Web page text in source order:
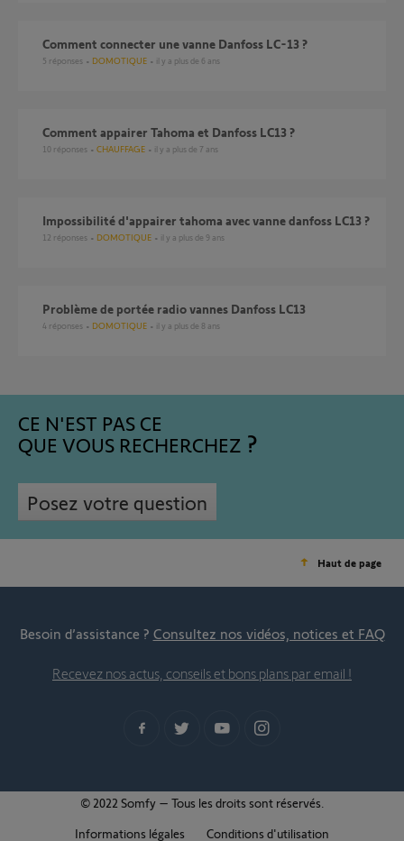
Comment connecter une vanne Danfoss LC-13 ?
5 réponses DOMOTIQUE il y a plus de 6 ans
Comment appairer Tahoma et Danfoss LC13 ?
10 réponses CHAUFFAGE il y a plus de 7 ans
Impossibilité d'appairer tahoma avec vanne danfoss LC13 ?
12 réponses DOMOTIQUE il y a plus de 9 ans
Problème de portée radio vannes Danfoss LC13
4 réponses DOMOTIQUE il y a plus de 8 ans
CE N'EST PAS CE
QUE VOUS RECHERCHEZ
Posez votre question
Haut de page
Besoin d’assistance ? Consultez nos vidéos, notices et FAQ
Recevez nos actus, conseils et bons plans par email !
© 2022 Somfy – Tous les droits sont réservés.
Informations légales
Conditions d'utilisation